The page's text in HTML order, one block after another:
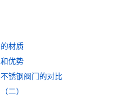
材质
优势
锈钢阀门的对比
二）